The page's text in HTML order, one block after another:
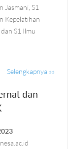
Jasmani, S1
Kepelatihan
S1 Ilmu
Selengkapnya »»
dan